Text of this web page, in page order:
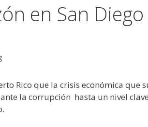
en San
Rico que la crisis económica que
la corrupción hasta un nivel